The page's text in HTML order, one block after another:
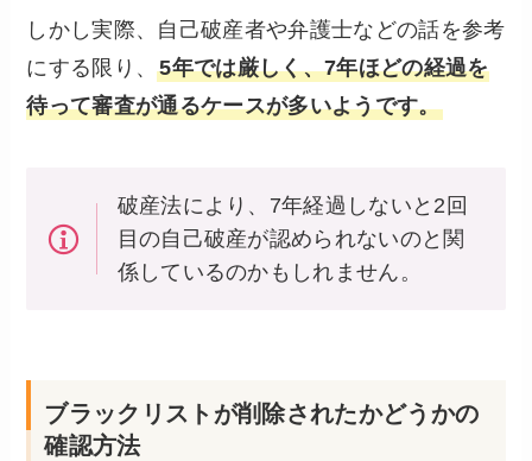
しかし実際、自己破産者や弁護士などの話を参考
にする限り、5年では厳しく、7年ほどの経過を
待って審査が通るケースが多いようです。
破産法により、7年経過しないと2回
目の自己破産が認められないのと関
係しているのかもしれません。
ブラックリストが削除されたかどうかの
確認方法